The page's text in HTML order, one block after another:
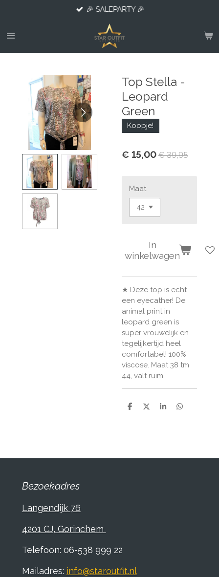
naar
hoofdinhoud
🎉 SALEPARTY 🎉
Top Stella -
Leopard
Green
Koopje!
€ 15,00 € 39,95
Maat
In
winkelwagen
★ Deze top is echt
een eyecather! De
animal print in
leopard green is
super vrouwelijk en
tegelijkertijd heel
comfortabel! 100%
viscose. Maat 38 tm
44, valt ruim.
D
D
S
D
Bezoekadres
Langendijk 76
4201 CJ, Gorinchem
Telefoon: 06-538 999 22
Mailadres: info@staroutfit.nl